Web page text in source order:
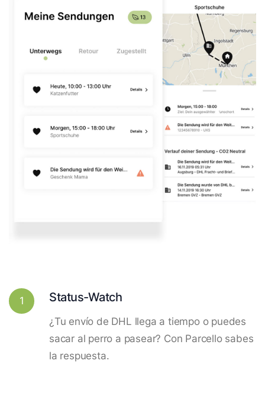
1 Status-Watch
¿Tu envío de DHL llega a tiempo o puedes
sacar al perro a pasear? Con Parcello sabes
la respuesta.